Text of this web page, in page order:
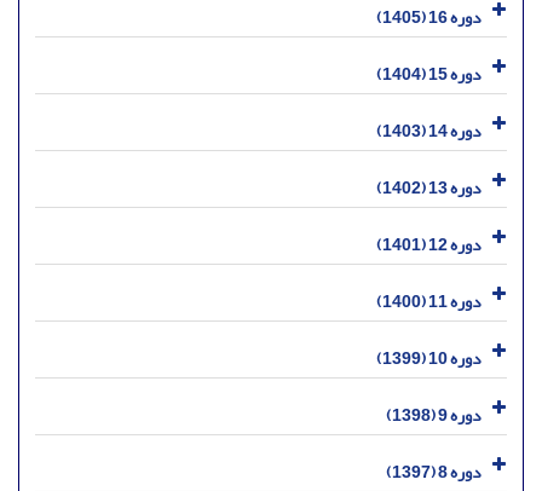
دوره 16 (1405)
دوره 15 (1404)
دوره 14 (1403)
دوره 13 (1402)
دوره 12 (1401)
دوره 11 (1400)
دوره 10 (1399)
دوره 9 (1398)
دوره 8 (1397)